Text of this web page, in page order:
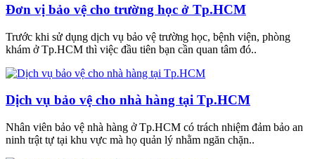
Đơn vị bảo vệ cho trường học ở Tp.HCM
Trước khi sử dụng dịch vụ bảo vệ trường học, bệnh viện, phòng
khám ở Tp.HCM thì việc đầu tiên bạn cần quan tâm đó..
Dịch vụ bảo vệ cho nhà hàng tại Tp.HCM
Nhân viên bảo vệ nhà hàng ở Tp.HCM có trách nhiệm đảm bảo an
ninh trật tự tại khu vực mà họ quản lý nhằm ngăn chặn..